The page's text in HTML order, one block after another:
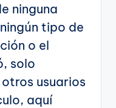
ninguna
tipo de
o el
solo
usuarios
aquí